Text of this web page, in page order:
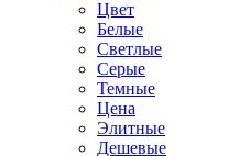
Цвет
Белые
Светлые
Серые
Темные
Цена
Элитные
Дешевые